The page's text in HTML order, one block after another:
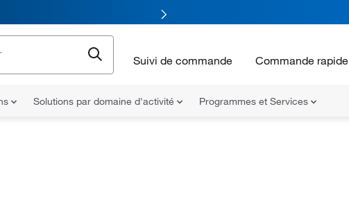
Suivi de commande Commande rapide
Solutions par domaine d'activité Programmes et Services